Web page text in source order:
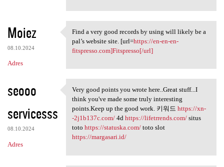
Moiez
08.10.2024
Adres
Find a very good records by
Find a very good records by using will likely be a
pal’s website site. [url=https://en-en-en-
fitspresso.com]Fitspresso[/url]
seooo
servicesss
08.10.2024
Adres
Very good points you wrote
Very good points you wrote here..Great stuff...I
think you've made some truly interesting
points.Keep up the good work. 키워드 https://xn-
-2j1b137c.com/4d https://lifetrrends.com/situs
toto https://statuska.com/toto slot
https://margasari.id/